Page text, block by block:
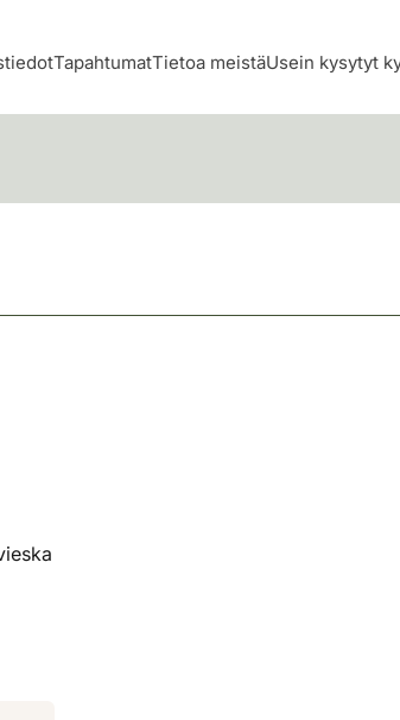
TapahtumatTietoa meistäUsein kysytyt